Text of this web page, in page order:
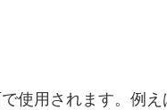
使用されます。例え